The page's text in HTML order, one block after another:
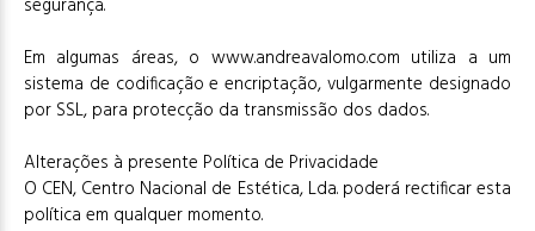
segurança.
Em algumas áreas, o www.andreavalomo.com utiliza a um
sistema de codificação e encriptação, vulgarmente designado
por SSL, para protecção da transmissão dos dados.
Alterações à presente Política de Privacidade
O CEN, Centro Nacional de Estética, Lda. poderá rectificar esta
política em qualquer momento.